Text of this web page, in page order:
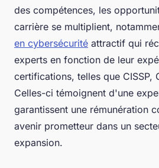
des compétences, les
carrière se multiplient,
en cybersécurité attractif qui
experts en fonction de leur
certifications, telles que CISSP,
Celles-ci témoignent d'une
garantissent une rémunération
avenir prometteur dans un
expansion.